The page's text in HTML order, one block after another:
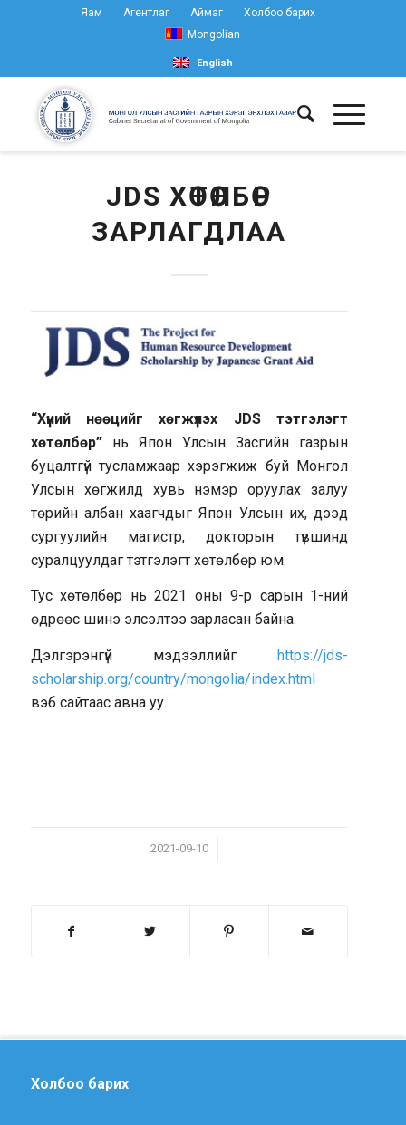
Яам Агентлаг Аймаг
Холбоо барих
Mongolian
English
JDS ХӨТӨЛБӨР
ЗАРЛАГДЛАА
“Хүний нөөцийг хөгжүүлэх JDS тэтгэлэгт
хөтөлбөр”нь Япон Улсын Засгийн газрын
буцалтгүй тусламжаар хэрэгжиж буй Монгол
Улсын хөгжилд хувь нэмэр оруулах залуу
төрийн албан хаагчдыг Япон Улсын их, дээд
сургуулийн магистр, докторын түвшинд
суралцуулдаг тэтгэлэгт хөтөлбөр юм.
Тус хөтөлбөр нь 2021 оны 9-р сарын 1-ний
өдрөөс шинэ элсэлтээ зарласан байна.
Дэлгэрэнгүй мэдээллийгhttps://jds-
scholarship.org/country/mongolia/index.html
вэб сайтаас авна уу.
2021-09-10
/
Холбоо барих